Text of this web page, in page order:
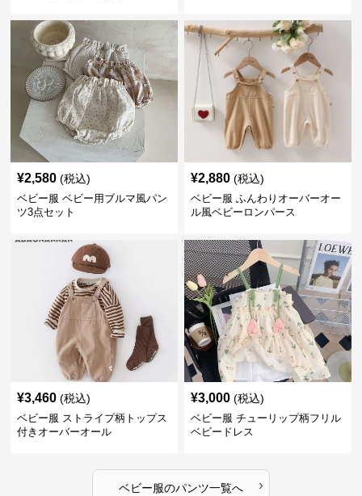
¥2,580 (税込)
ベビー服 ベビー用ブルマ風パン
ツ3点セット
¥2,880 (税込)
ベビー服 ふんわりオーバーオー
ル風ベビーロンパース
¥3,460 (税込)
ベビー服 ストライプ柄トップス
付きオーバーオール
¥3,000 (税込)
ベビー服 チューリップ柄フリル
ベビードレス
ベビー服のパンツ一覧へ ›